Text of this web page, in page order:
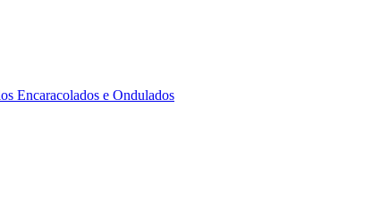
Encaracolados e Ondulados